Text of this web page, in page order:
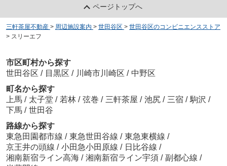
ページトップへ
三軒茶屋不動産 > 周辺施設案内 > 世田谷区 > 世田谷区のコンビニエンスストア
> スリーエフ
市区町村から探す
世田谷区 / 目黒区 / 川崎市川崎区 / 中野区
町名から探す
上馬 / 太子堂 / 若林 / 弦巻 / 三軒茶屋 / 池尻 / 三宿 / 駒沢 /
下馬 / 世田谷
路線から探す
東急田園都市線 / 東急世田谷線 / 東急東横線 /
京王井の頭線 / 小田急小田原線 / 日比谷線 /
湘南新宿ライン高海 / 湘南新宿ライン宇須 / 副都心線 /